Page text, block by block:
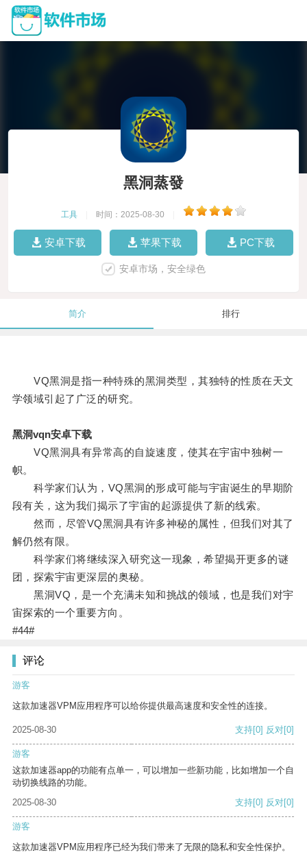
黑洞蒸發
工具 时间：2025-08-30
安卓下载 苹果下载 PC下载
安卓市场，安全绿色
简介 排行
VQ黑洞是指一种特殊的黑洞类型，其独特的性质在天文
学领域引起了广泛的研究。
黑洞vqn安卓下载
VQ黑洞具有异常高的自旋速度，使其在宇宙中独树一
帜。
科学家们认为，VQ黑洞的形成可能与宇宙诞生的早期阶
段有关，这为我们揭示了宇宙的起源提供了新的线索。
然而，尽管VQ黑洞具有许多神秘的属性，但我们对其了
解仍然有限。
科学家们将继续深入研究这一现象，希望揭开更多的谜
团，探索宇宙更深层的奥秘。
黑洞VQ，是一个充满未知和挑战的领域，也是我们对宇
宙探索的一个重要方向。
#44#
评论
游客
这款加速器VPM应用程序可以给你提供最高速度和安全性的连接。
2025-08-30 支持[0] 反对[0]
游客
这款加速器app的功能有点单一，可以增加一些新功能，比如增加一个自
动切换线路的功能。
2025-08-30
支持[0] 反对[0]
游客
这款加速器VPM应用程序已经为我们带来了无限的隐私和安全性保护。